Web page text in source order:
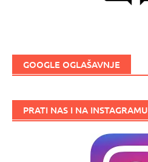
GOOGLE OGLAŠAVNJE
PRATI NAS I NA INSTAGRAMU